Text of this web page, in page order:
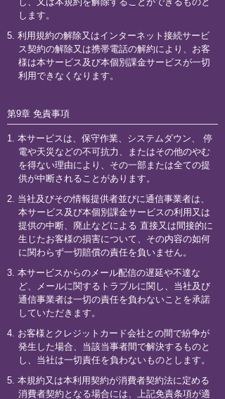
します。
5. 利用規約の解除又はインターネット接続サービ
ス契約の解除又は携帯電話の解約により、お客
様は本サービス及び本個別課金サービスが一切
利用できなくなります。
第9章 免責事項
1. 本サービスは、保守作業、システムダウン、 停
電や天災などの不可抗力、またはその他のやむ
を得ない理由により、その一部または全ての提
供が中断されることがあります。
2. 当社及びその情報提供者並びに通信事業者は、
本サービス及び本個別課金サービスの利用又は
提供の中断、廃止などによる 直接又は間接的に
生じたお客様の損害について、その内容の如何
に関わらず一切賠償の責任を負いません。
3. 本サービスからのメール配信の遅延や不達な
ど、メールに関するトラブルに関し、当社及び
通信事業者は一切の責任を負わないことを承諾
していただきます。
4. お客様とクレジットカード会社との間で紛争が
発生した場合、当該当事者間で解決するものと
し、当社は一切責任を負わないものとします。
5. 本規約又は本利用契約が消費者契約法に定める
消費者契約となる場合には、上記免責条項が適